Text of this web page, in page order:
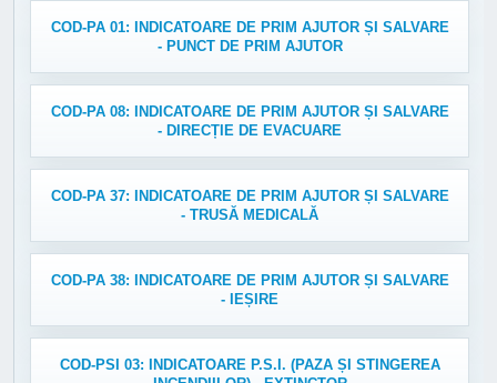
COD-PA 01: INDICATOARE DE PRIM AJUTOR ȘI SALVARE
- PUNCT DE PRIM AJUTOR
COD-PA 08: INDICATOARE DE PRIM AJUTOR ȘI SALVARE
- DIRECȚIE DE EVACUARE
COD-PA 37: INDICATOARE DE PRIM AJUTOR ȘI SALVARE
- TRUSĂ MEDICALĂ
COD-PA 38: INDICATOARE DE PRIM AJUTOR ȘI SALVARE
- IEȘIRE
COD-PSI 03: INDICATOARE P.S.I. (PAZA ȘI STINGEREA